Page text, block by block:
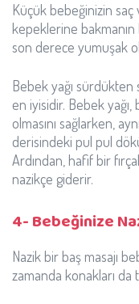
Küçük bebeğinizin saç
kepeklerine bakmanın
son derece yumuşak
Bebek yağı sürdükten
en iyisidir. Bebek
olmasını sağlarken,
derisindeki pul pul
Ardından, hafif bir
nazikçe giderir.
4- Bebeğinize
Nazik bir baş masajı
zamanda konakları da